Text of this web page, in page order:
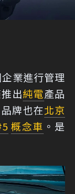
業進行管理
出純電產品
牌也在北京
概念車 。是